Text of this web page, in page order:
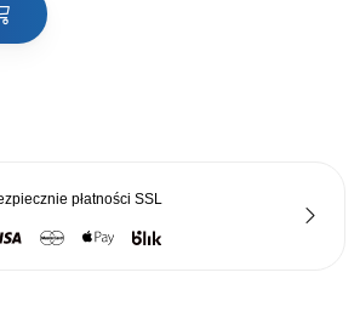
płatnościSSL